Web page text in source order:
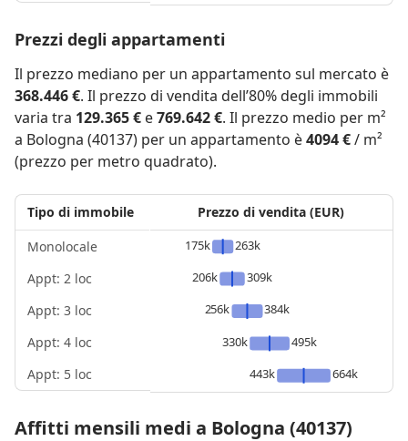
Prezzi degli appartamenti
Il prezzo mediano per un appartamento sul mercato è
368.446 €. Il prezzo di vendita dell’80% degli immobili
varia tra 129.365 € e769.642 €. Il prezzo medio per m²
a Bologna (40137) per un appartamento è4094 €/ m²
(prezzo per metro quadrato).
Tipo di immobile
Monolocale
Appt: 2 loc
Appt: 3 loc
Appt: 4 loc
Appt: 5 loc
Prezzo di vendita (EUR)
175k
263k
206k
309k
256k
384k
330k
495k
443k
664k
Affitti mensili medi a Bologna (40137)